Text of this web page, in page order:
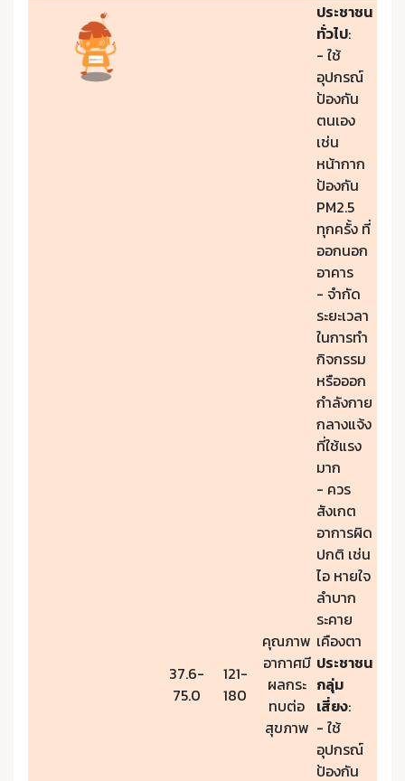
37.6-
75.0
121-
180
คุณภาพ
อากาศมี
ผลกระ
ทบต่อ
สุขภาพ
ประชาชน
ทั่วไป:
- ใช้
อุปกรณ์
ป้องกัน
ตนเอง
เช่น
หน้ากาก
ป้องกัน
PM2.5
ทุกครั้ง ที่
ออกนอก
อาคาร
- จำกัด
ระยะเวลา
ในการทำ
กิจกรรม
หรือออก
กำลังกาย
กลางแจ้ง
ที่ใช้แรง
มาก
- ควร
สังเกต
อาการผิด
ปกติ เช่น
ไอ หายใจ
ลำบาก
ระคาย
เคืองตา
ประชาชน
กลุ่ม
เสี่ยง:
- ใช้
อุปกรณ์
ป้องกัน